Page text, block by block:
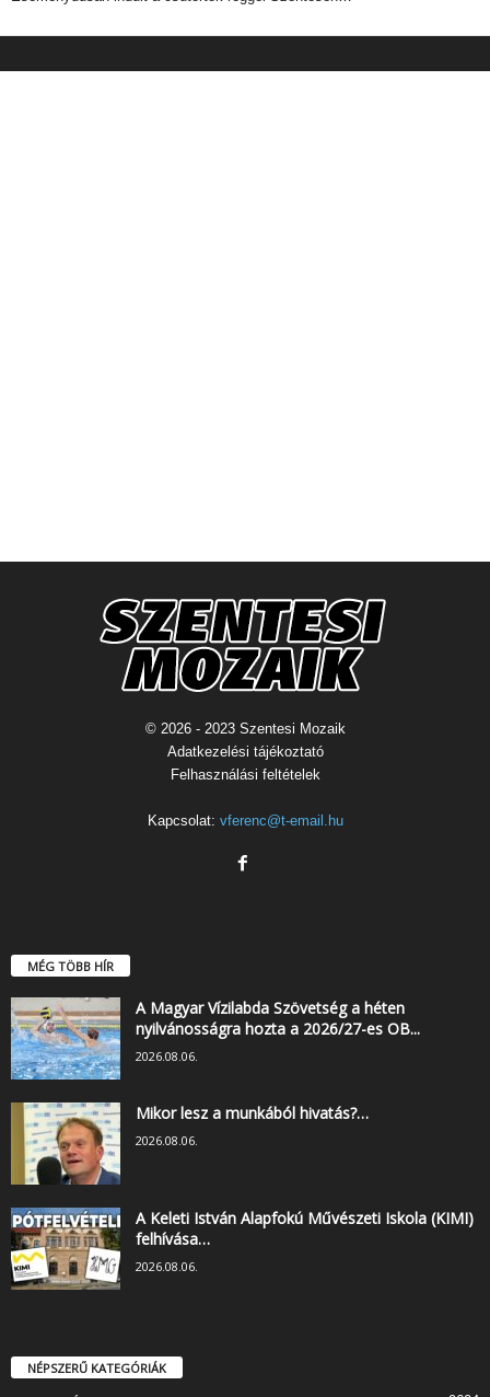
© 2026 - 2023 Szentesi Mozaik
Adatkezelési tájékoztató
Felhasználási feltételek
Kapcsolat: vferenc@t-email.hu
MÉG TÖBB HÍR
A Magyar Vízilabda Szövetség a héten
nyilvánosságra hozta a 2026/27-es OB...
2026.08.06.
Mikor lesz a munkából hivatás?…
2026.08.06.
A Keleti István Alapfokú Művészeti Iskola (KIMI)
felhívása…
2026.08.06.
NÉPSZERŰ KATEGÓRIÁK